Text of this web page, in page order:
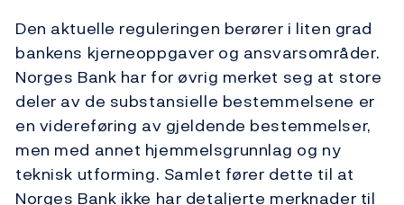
Den aktuelle reguleringen berører i liten grad
bankens kjerneoppgaver og ansvarsområder.
Norges Bank har for øvrig merket seg at store
deler av de substansielle bestemmelsene er
en videreføring av gjeldende bestemmelser,
men med annet hjemmels­grunnlag og ny
teknisk utforming. Samlet fører dette til at
Norges Bank ikke har detaljerte merknader til